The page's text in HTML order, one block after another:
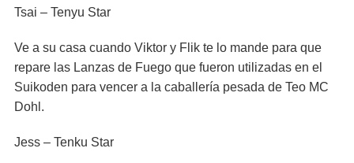
Tsai – Tenyu Star
Ve a su casa cuando Viktor y Flik te lo mande para que
repare las Lanzas de Fuego que fueron utilizadas en el
Suikoden para vencer a la caballería pesada de Teo MC
Dohl.
Jess – Tenku Star